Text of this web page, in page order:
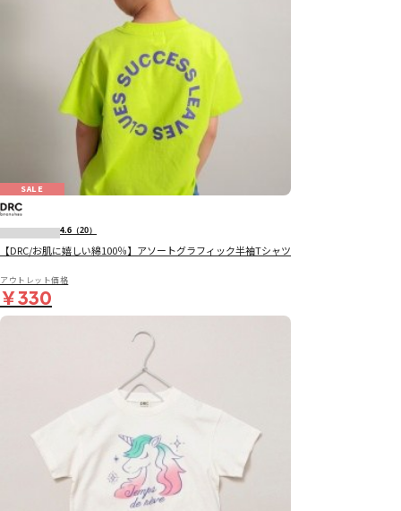
SALE
4.6 （20）
【DRC/お肌に嬉しい綿100％】アソートグラフィック半袖Tシャツ
アウトレット価格
￥330